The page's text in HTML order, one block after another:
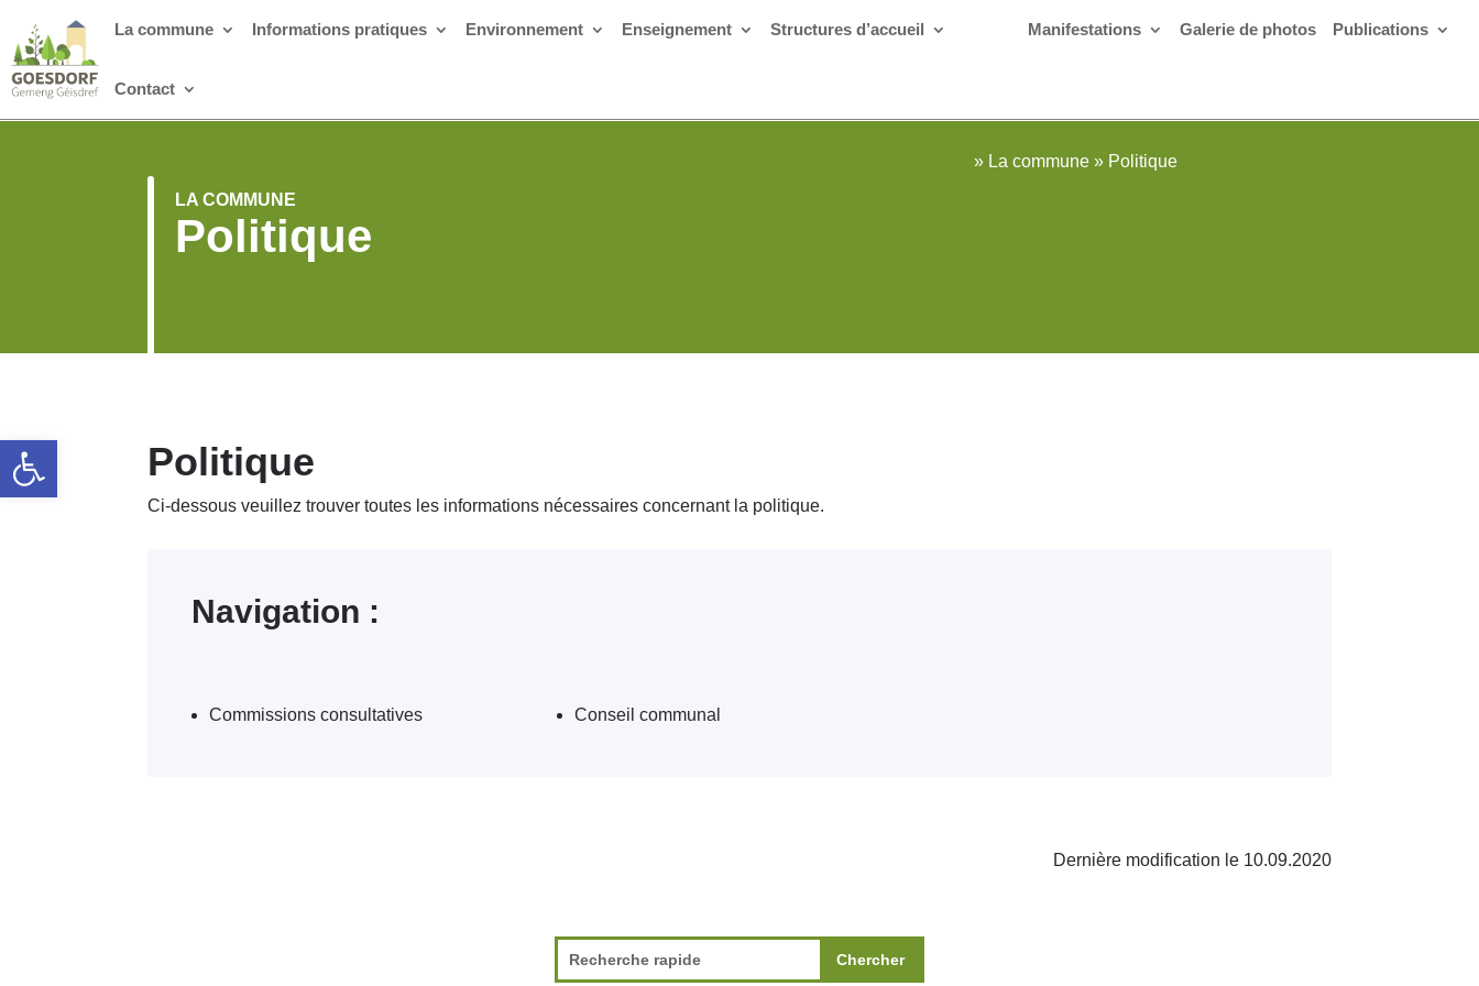
La commune Informations pratiques Environnement Enseignement Structures d’accueil Manifestations Galerie de photos Publications
Contact
LA COMMUNE
Politique
» La commune » Politique
Politique
Ci-dessous veuillez trouver toutes les informations nécessaires concernant la politique.
Navigation :
Commissions consultatives Conseil communal
Dernière modification le 10.09.2020
Ouvrir la barre d’outils